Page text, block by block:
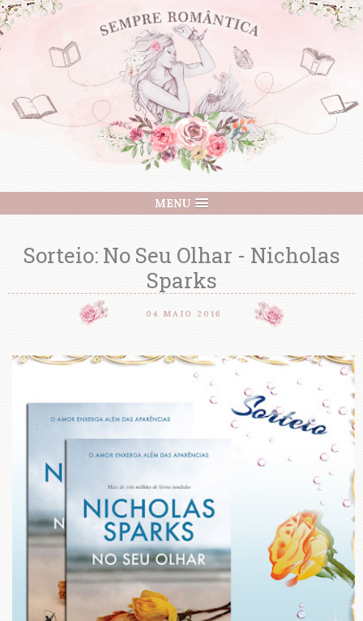
MENU
Sorteio: No Seu Olhar - Nicholas
Sparks
04 MAIO 2016